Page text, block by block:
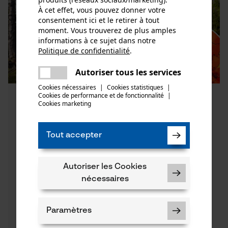
5 faits relatifs au dépérissement des
forêts 2.0 en Europe – et que
pouvons-nous faire à ce sujet ?
Les forêts européennes n’ont jamais été aussi
mal en point. Vous découvrirez ici les faits les
plus importants concernant le dépérissement
des forêts et c ...
À cet effet, vous pouvez donner votre
consentement ici et le retirer à tout
moment. Vous trouverez de plus amples
informations à ce sujet dans notre
Politique de confidentialité.
Autoriser tous les services
Cookies nécessaires | Cookies statistiques |
Cookies de performance et de fonctionnalité |
Cookies marketing
Tout accepter
Autoriser les Cookies
nécessaires
Paramètres
Une erreur s'est produite. Veuillez
essayer encore.
partager
partager
mail